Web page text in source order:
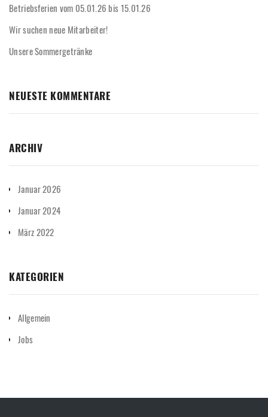
Betriebsferien vom 05.01.26 bis 15.01.26
Wir suchen neue Mitarbeiter!
Unsere Sommergetränke
NEUESTE KOMMENTARE
ARCHIV
Januar 2026
Januar 2024
März 2022
KATEGORIEN
Allgemein
Jobs